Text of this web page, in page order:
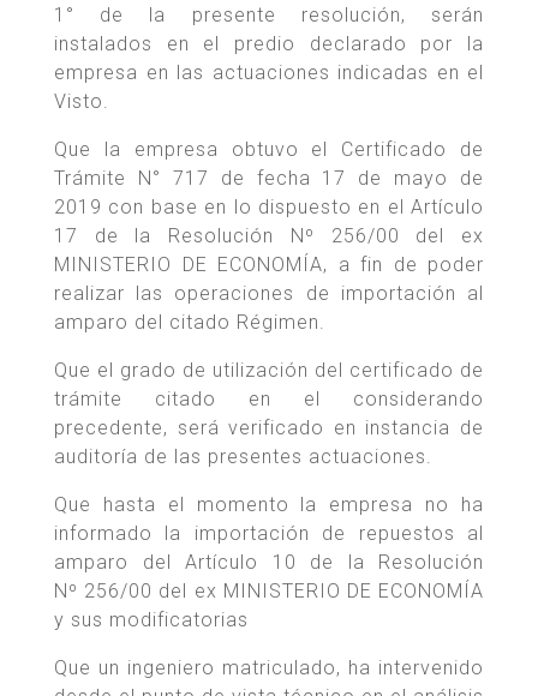
1° de la presente resolución, serán
instalados en el predio declarado por la
empresa en las actuaciones indicadas en el
Visto.
Que la empresa obtuvo el Certificado de
Trámite N° 717 de fecha 17 de mayo de
2019 con base en lo dispuesto en el Artículo
17 de la Resolución Nº 256/00 del ex
MINISTERIO DE ECONOMÍA, a fin de poder
realizar las operaciones de importación al
amparo del citado Régimen.
Que el grado de utilización del certificado de
trámite citado en el considerando
precedente, será verificado en instancia de
auditoría de las presentes actuaciones.
Que hasta el momento la empresa no ha
informado la importación de repuestos al
amparo del Artículo 10 de la Resolución
Nº 256/00 del ex MINISTERIO DE ECONOMÍA
y sus modificatorias
Que un ingeniero matriculado, ha intervenido